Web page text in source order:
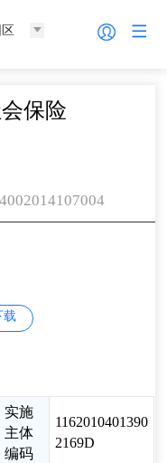
保险
载
实施
主体
编码
1162010401390
2169D